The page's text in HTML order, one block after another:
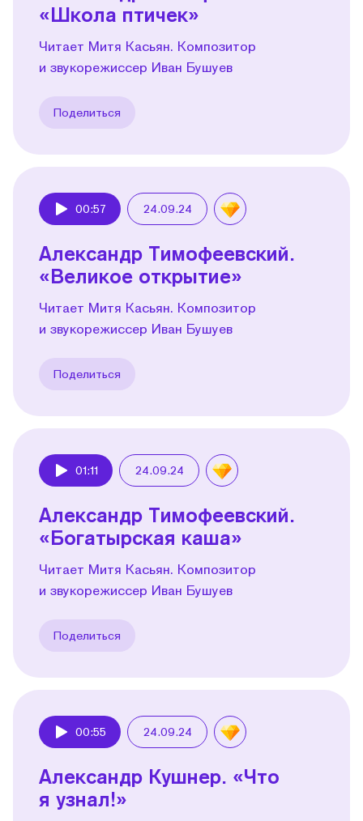
«Школа птичек»
Читает Митя Касьян. Композитор
и звукорежиссер Иван Бушуев
Поделиться
00:57 24.09.24
Александр Тимофеевский.
«Великое открытие»
Читает Митя Касьян. Композитор
и звукорежиссер Иван Бушуев
Поделиться
01:11 24.09.24
Александр Тимофеевский.
«Богатырская каша»
Читает Митя Касьян. Композитор
и звукорежиссер Иван Бушуев
Поделиться
00:55 24.09.24
Александр Кушнер. «Что
я узнал!»